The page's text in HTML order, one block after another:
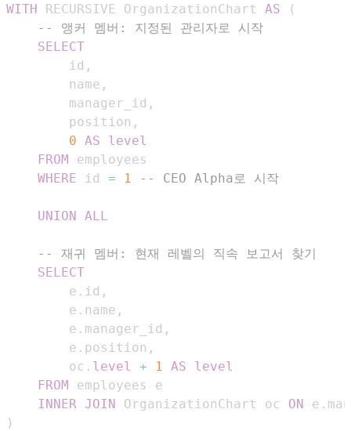
WITH RECURSIVE OrganizationChart AS
(
-- 앵커 멤버: 지정된 관리자로 시작
SELECT
        id
,
        name
,
        manager_id
,
        position
,
0 AS
level
FROM
WHERE id = 1 -- CEO Alpha로 시작
UNION ALL
-- 재귀 멤버: 현재 레벨의 직속 보고서 찾기
SELECT
        e
. id ,
        e
. name ,
        e
. manager_id ,
        e
. position ,
        oc
. level + 1 AS
level
FROM
INNER
JOIN OrganizationChart oc ON e .
)